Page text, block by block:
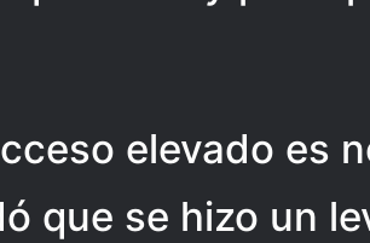
elevado es
que se hizo un